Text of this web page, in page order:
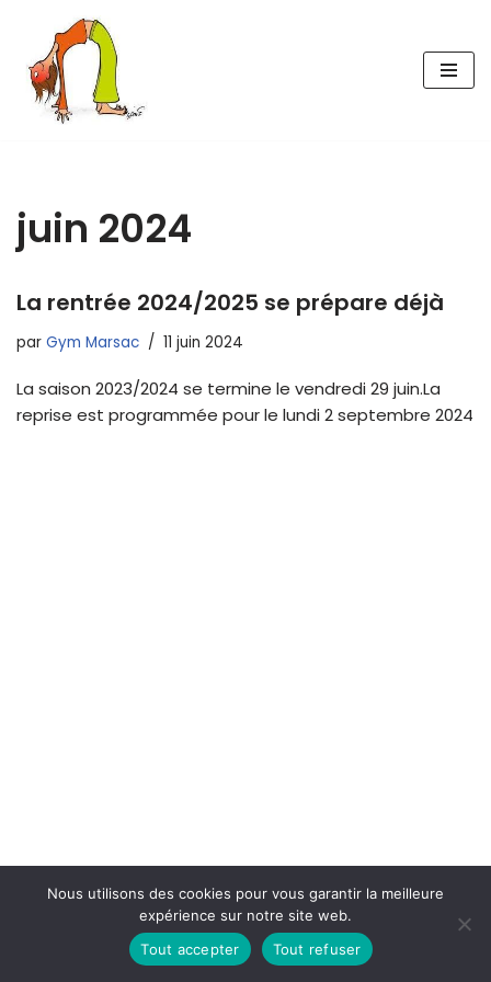
Aller
au
contenu
juin 2024
La rentrée 2024/2025 se prépare déjà
par Gym Marsac 11 juin 2024
La saison 2023/2024 se termine le vendredi 29 juin.La
reprise est programmée pour le lundi 2 septembre 2024
Neve| Propulsé parWordPress
Nous utilisons des cookies pour vous garantir la meilleure
expérience sur notre site web.
Tout accepter
Tout refuser